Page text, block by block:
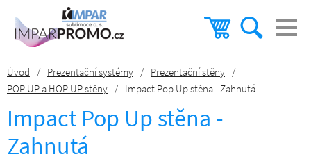
Úvod / Prezentační systémy / Prezentační stěny /
POP-UP a HOP UP stěny / Impact Pop Up stěna - Zahnutá
Impact Pop Up stěna -
Zahnutá